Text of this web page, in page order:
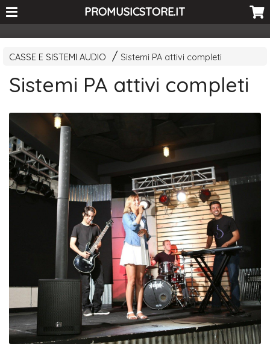
<-- Curio's GSC -->PROMUSICSTORE.IT
CASSE E SISTEMI AUDIO Sistemi PA attivi completi
Sistemi PA attivi completi